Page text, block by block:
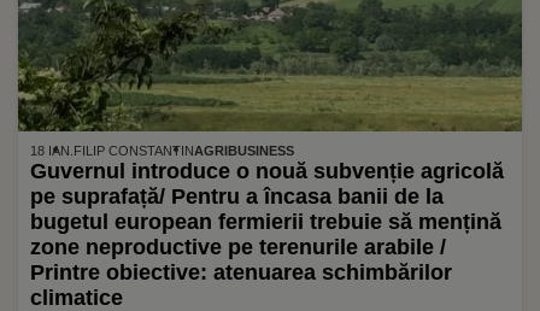
18 IAN. FILIP CONSTANTINAGRIBUSINESS
Guvernul introduce o nouă subvenție agricolă
pe suprafață/ Pentru a încasa banii de la
bugetul european fermierii trebuie să mențină
zone neproductive pe terenurile arabile /
Printre obiective: atenuarea schimbărilor
climatice